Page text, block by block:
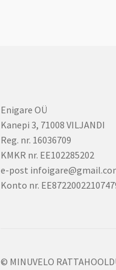
Enigare OÜ
Kanepi 3, 71008 VILJANDI
Reg. nr. 16036709
KMKR nr. EE102285202
e-post
Konto nr.
© MINUVELO